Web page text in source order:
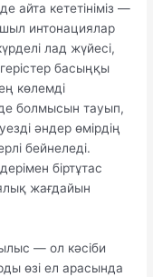
айта кететініміз —
интонациялар
лад жүйесі,
басыңқы
көлемді
болмысын тауып,
әндер өмірдің
бейнеледі.
біртұтас
жағдайын
— ол кәсіби
өзі ел арасында